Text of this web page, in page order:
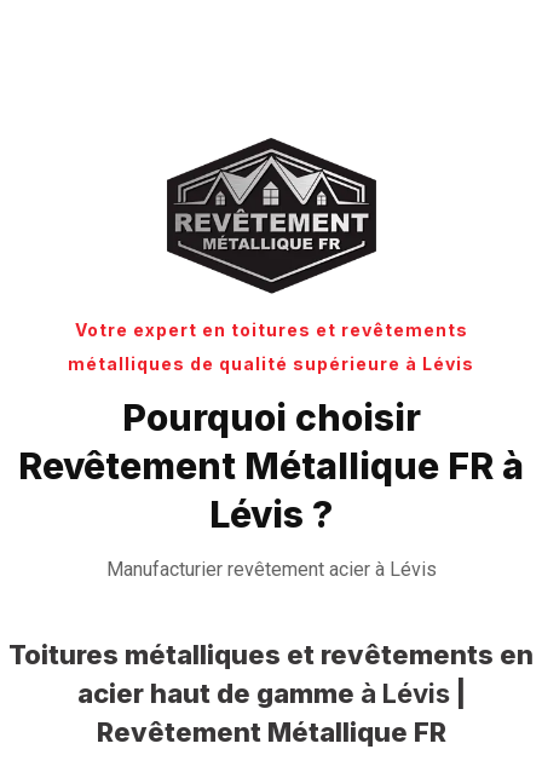
Votre expert en toitures et revêtements
métalliques de qualité supérieure à Lévis
Pourquoi choisir
Revêtement Métallique FR à
Lévis ?
Manufacturier revêtement acier à Lévis
Toitures métalliques et revêtements en
acier haut de gamme à Lévis|
Revêtement Métallique FR